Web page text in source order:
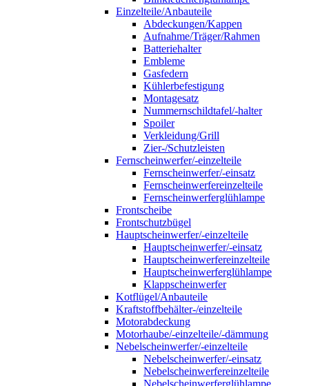
Einzelteile/Anbauteile
Abdeckungen/Kappen
Aufnahme/Träger/Rahmen
Batteriehalter
Embleme
Gasfedern
Kühlerbefestigung
Montagesatz
Nummernschildtafel/-halter
Spoiler
Verkleidung/Grill
Zier-/Schutzleisten
Fernscheinwerfer/-einzelteile
Fernscheinwerfer/-einsatz
Fernscheinwerfereinzelteile
Fernscheinwerferglühlampe
Frontscheibe
Frontschutzbügel
Hauptscheinwerfer/-einzelteile
Hauptscheinwerfer/-einsatz
Hauptscheinwerfereinzelteile
Hauptscheinwerferglühlampe
Klappscheinwerfer
Kotflügel/Anbauteile
Kraftstoffbehälter-/einzelteile
Motorabdeckung
Motorhaube/-einzelteile/-dämmung
Nebelscheinwerfer/-einzelteile
Nebelscheinwerfer/-einsatz
Nebelscheinwerfereinzelteile
Nebelscheinwerferglühlampe